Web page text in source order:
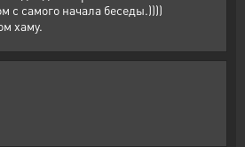
с самого начала беседы.))))
хаму.